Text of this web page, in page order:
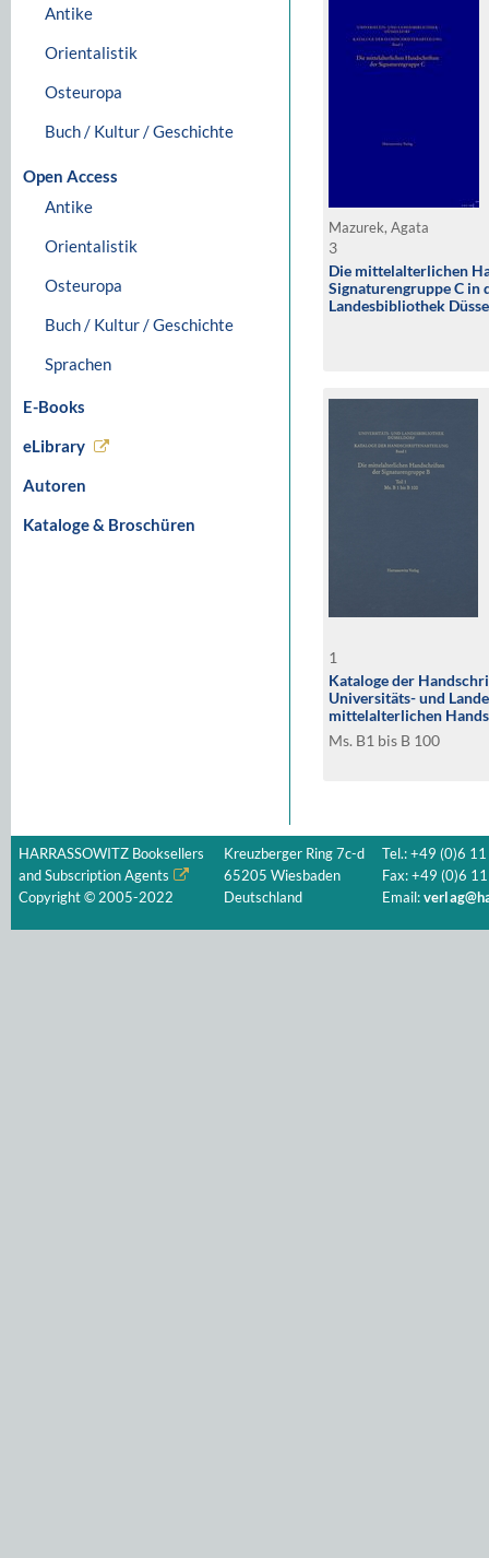
Antike
Orientalistik
Osteuropa
Buch / Kultur / Geschichte
Open Access
Antike
Orientalistik
Osteuropa
Buch / Kultur / Geschichte
Sprachen
E-Books
eLibrary
Autoren
Kataloge & Broschüren
Mazurek, Agata
3
Die mittelalterlichen
Signaturengruppe C in
Landesbibliothek
1
Kataloge der
Universitäts- und
mittelalterlichen
Signaturengruppe der
Landesbibliothek
Ms. B1 bis B 100
HARRASSOWITZ Booksellers
and Subscription Agents
Copyright © 2005-2022
Kreuzberger Ring 7c-d
65205 Wiesbaden
Deutschland
Tel.: +49 (0)6
Fax: +49 (0)6
Email: